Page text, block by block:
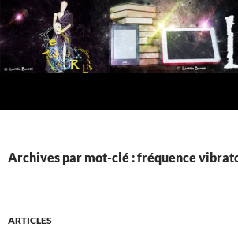
Aller
au
contenu
Archives par mot-clé : fréquence
ARTICLES